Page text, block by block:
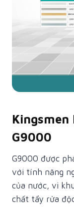
Kingsmen
G9000
G9000 được
với tính năng
của nước, vi
chất tẩy rửa